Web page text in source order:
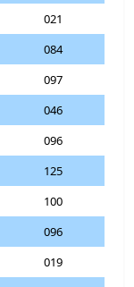
021
084
097
046
096
125
100
096
019